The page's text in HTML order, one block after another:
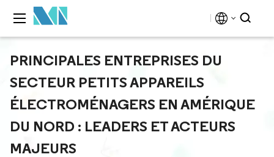
PRINCIPALES ENTREPRISES DU
SECTEUR PETITS APPAREILS
ÉLECTROMÉNAGERS EN AMÉRIQUE
DU NORD : LEADERS ET ACTEURS
MAJEURS